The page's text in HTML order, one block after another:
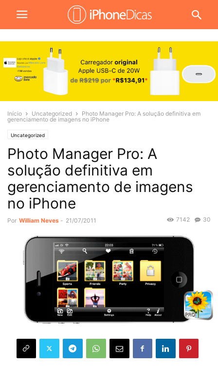
Início Uncategorized
Photo Manager Pro: A solução definitiva em
gerenciamento de imagens no iPhone
Uncategorized
Photo Manager Pro: A
solução definitiva em
gerenciamento de imagens
no iPhone
Por William Neves - 21/07/2011 30
7142